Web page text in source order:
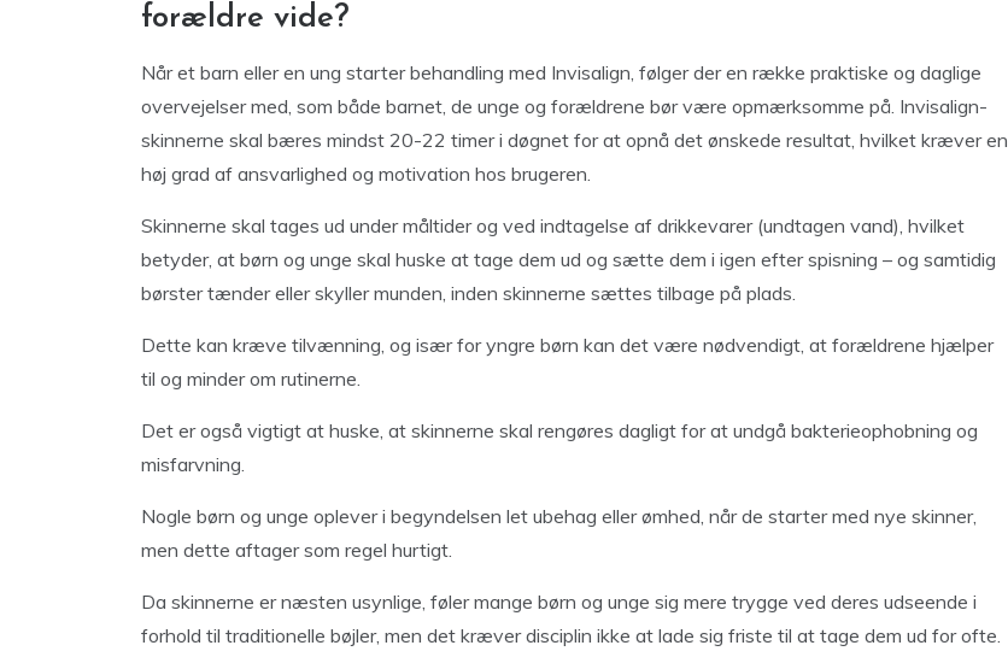
forældre vide?
Når et barn eller en ung starter behandling med Invisalign, følger der en række praktiske og daglige
overvejelser med, som både barnet, de unge og forældrene bør være opmærksomme på. Invisalign-
skinnerne skal bæres mindst 20-22 timer i døgnet for at opnå det ønskede resultat, hvilket kræver en
høj grad af ansvarlighed og motivation hos brugeren.
Skinnerne skal tages ud under måltider og ved indtagelse af drikkevarer (undtagen vand), hvilket
betyder, at børn og unge skal huske at tage dem ud og sætte dem i igen efter spisning – og samtidig
børster tænder eller skyller munden, inden skinnerne sættes tilbage på plads.
Dette kan kræve tilvænning, og især for yngre børn kan det være nødvendigt, at forældrene hjælper
til og minder om rutinerne.
Det er også vigtigt at huske, at skinnerne skal rengøres dagligt for at undgå bakterieophobning og
misfarvning.
Nogle børn og unge oplever i begyndelsen let ubehag eller ømhed, når de starter med nye skinner,
men dette aftager som regel hurtigt.
Da skinnerne er næsten usynlige, føler mange børn og unge sig mere trygge ved deres udseende i
forhold til traditionelle bøjler, men det kræver disciplin ikke at lade sig friste til at tage dem ud for ofte.